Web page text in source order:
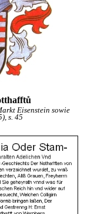
Eisenstein sowie
s. 45